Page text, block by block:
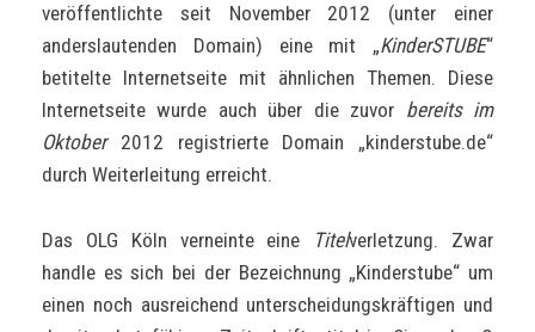
veröffentlichte seit November 2012 (unter einer
anderslautenden Domain) eine mit „KinderSTUBE“
betitelte Internetseite mit ähnlichen Themen. Diese
Internetseite wurde auch über die zuvor bereits im
Oktober2012 registrierte Domain „kinderstube.de“
durch Weiterleitung erreicht.
Das OLG Köln verneinte eine Titelverletzung. Zwar
handle es sich bei der Bezeichnung „Kinderstube“ um
einen noch ausreichend unterscheidungskräftigen und